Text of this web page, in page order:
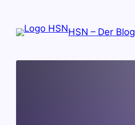
Inhalt
springen
HSN – Der Blog